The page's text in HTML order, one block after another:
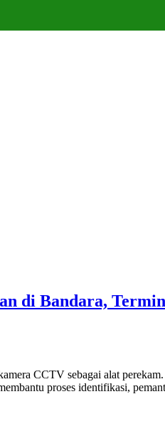
di Bandara,
CCTV sebagai alat
proses identifikasi,